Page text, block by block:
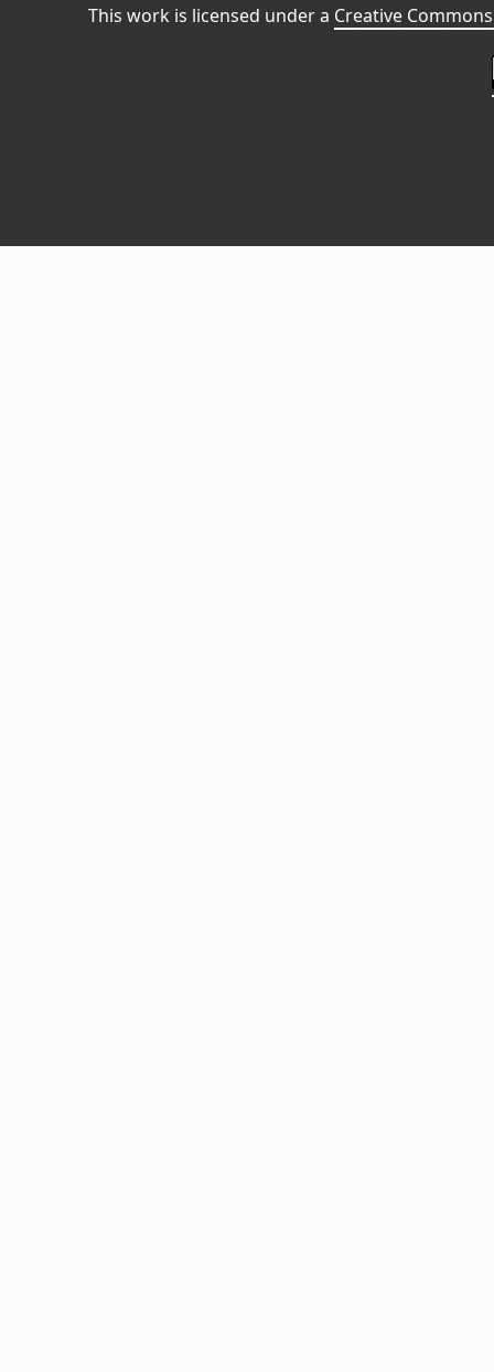
This work is licensed under a Creative